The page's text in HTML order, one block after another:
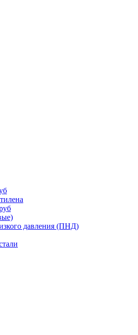
давления (ПНД)